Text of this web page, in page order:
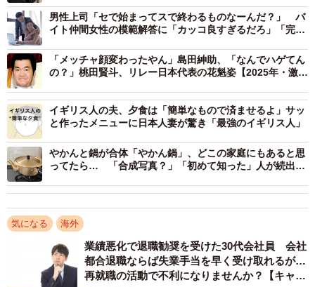
司法書士に当たります。
台湾では離婚の際、子供がいるなどで離婚協議書が必要
な場合は作成を地政士に依頼します。今回注目された看板
は、その作成費用が５００元であるという意味。台湾では
離婚届に2人の証人が必要なため、SNS上の台湾の方のコメ
ントには「実際は５００元に加えて証人１人１０００元で
合計２５００元（約１２０００円）かかる」とありまし
た。
台湾文化では、結婚の証人はおめでたいことですが、離
婚の証人は悪いことだと思われがちで、名前を書くと自分
に証人になってくれる人を探すのに苦労することがあるよ
うで、地政士事務所で証人の手配を承っているのだとか。
男性上司「セで始まってスで終わるものなーんだ？」 バ
イト仲間女性の模範解答に「カッコ良すぎるだろ」「完璧
「メッチャ顔変わったやん」島田紳助、「なんでハゲてん
の？」桃田賢斗、リレー日本代表の花魁姿【2025年・激変
イギリス人の夫、夕食は「簡単なもので済ませるよ」サッ
と作ったメニューに日本人妻が驚き「最強のイギリス人」
やかんと鍋が合体「やかん鍋」、どこの家庭にもあると思
ってたら… 「合成写真？」「初めて知った」人が続出、
気になる 海外
業績悪化で退職勧奨を受けた30代会社員 会社
都合退職ならば失業手当を早く受け取れるが…
再就職の活動で不利になりませんか？【キャリ